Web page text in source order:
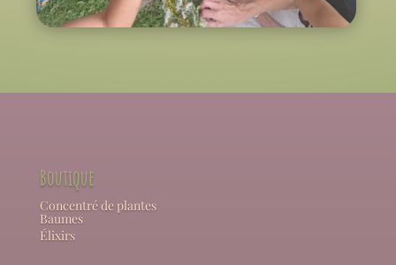
Boutique
Concentré de plantes
Baumes
Élixirs